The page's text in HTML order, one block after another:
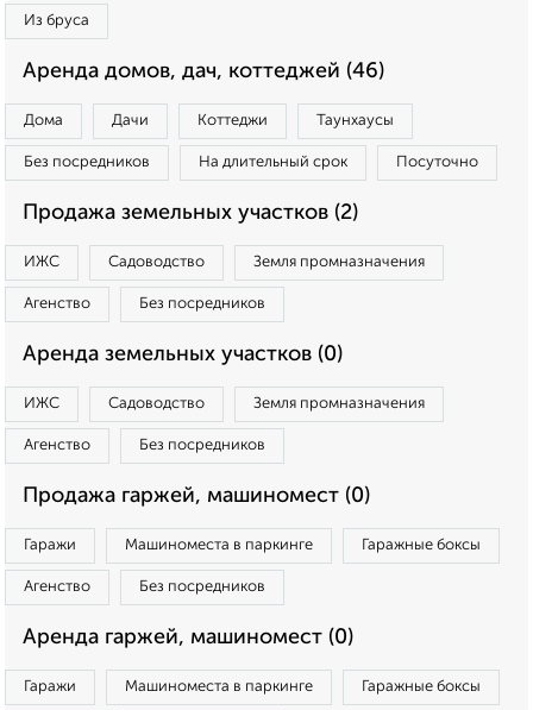
Из бруса
Аренда домов, дач, коттеджей (46)
Дома Дачи Коттеджи Таунхаусы
Без посредников На длительный срок Посуточно
Продажа земельных участков (2)
ИЖС Садоводство Земля промназначения
Агенство Без посредников
Аренда земельных участков (0)
ИЖС Садоводство Земля промназначения
Агенство Без посредников
Продажа гаржей, машиномест (0)
Гаражи Машиноместа в паркинге Гаражные боксы
Агенство Без посредников
Аренда гаржей, машиномест (0)
Гаражи Машиноместа в паркинге Гаражные боксы